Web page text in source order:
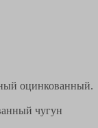
оцинкованный.
чугун